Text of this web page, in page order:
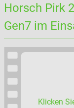
Horsch Pirk
Gen7 im
Klicken